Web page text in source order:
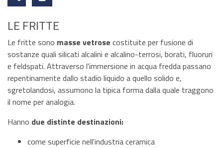
LE FRITTE
Le fritte sono masse vetrose costituite per fusione di
sostanze quali silicati alcalini e alcalino-terrosi, borati, fluoruri
e feldspati. Attraverso l'immersione in acqua fredda passano
repentinamente dallo stadio liquido a quello solido e,
sgretolandosi, assumono la tipica forma dalla quale traggono
il nome per analogia.
Hanno due distinte destinazioni:
come superficie nell'industria ceramica